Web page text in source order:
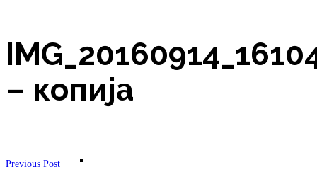
strije, preventivu i regeneraciju kože 100ml
– копија
Previous Post